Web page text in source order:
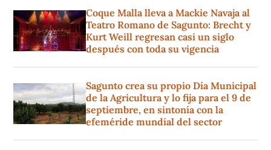
Coque Malla lleva a Mackie Navaja al
Teatro Romano de Sagunto: Brecht y
Kurt Weill regresan casi un siglo
después con toda su vigencia
Sagunto crea su propio Día Municipal
de la Agricultura y lo fija para el 9 de
septiembre, en sintonía con la
efeméride mundial del sector